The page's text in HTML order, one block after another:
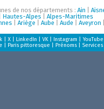
de nos départements :Ain |
Hautes-Alpes
Alpes-Maritimes
|Ariège |Aube |Aude |Aveyron
|X |LinkedIn |VK |Instagram |YouTube
|Paris pittoresque |Prénoms Services